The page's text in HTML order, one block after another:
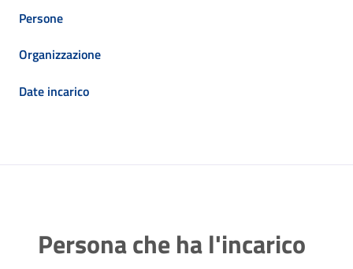
Persone
Organizzazione
Date incarico
Persona che ha l'incarico